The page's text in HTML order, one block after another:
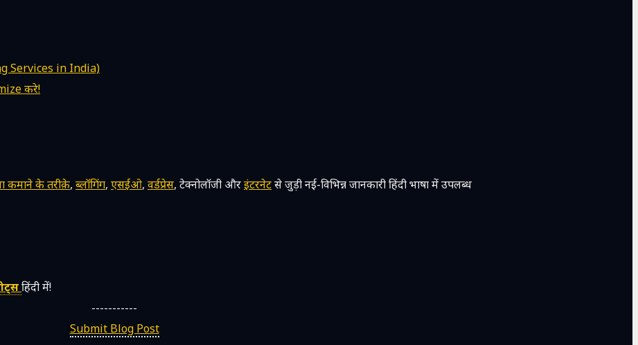
Services in India)
करे!
कमाने के तरीक़े, ब्लॉगिंग, एसईओ, वर्डप्रेस, टेक्नोलॉजी औरइंटरनेटसे जुड़ी नई-विभिन्न जानकारी हिंदी भाषा में उपलब्ध
हिंदी में!
-----------
Submit Blog Post